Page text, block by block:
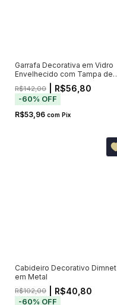
Garrafa Decorativa em Vidro
Envelhecido com Tampa de
R$142,00 | R$56,80
-60% OFF
R$53,96 com Pix
Cabideiro Decorativo Dimnet
em Metal
R$102,00 | R$40,80
-60% OFF